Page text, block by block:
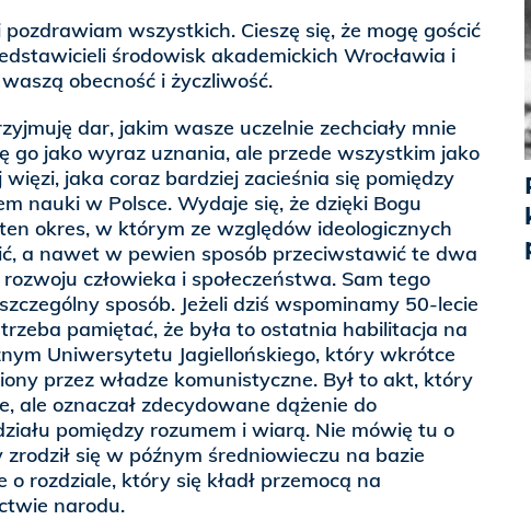
wszystkich. Cieszę się, że mogę gościć
środowisk akademickich Wrocławia i
obecność i życzliwość.
dar, jakim wasze uczelnie zechciały mnie
go jako wyraz uznania, ale przede wszystkim jako
jaka coraz bardziej zacieśnia się pomiędzy
nauki w Polsce. Wydaje się, że dzięki Bogu
okres, w którym ze względów ideologicznych
a nawet w pewien sposób przeciwstawić te dwa
człowieka i społeczeństwa. Sam tego
sposób. Jeżeli dziś wspominamy 50-lecie
pamiętać, że była to ostatnia habilitacja na
Uniwersytetu Jagiellońskiego, który wkrótce
przez władze komunistyczne. Był to akt, który
ale oznaczał zdecydowane dążenie do
pomiędzy rozumem i wiarą. Nie mówię tu o
się w późnym średniowieczu na bazie
o rozdziale, który się kładł przemocą na
narodu.